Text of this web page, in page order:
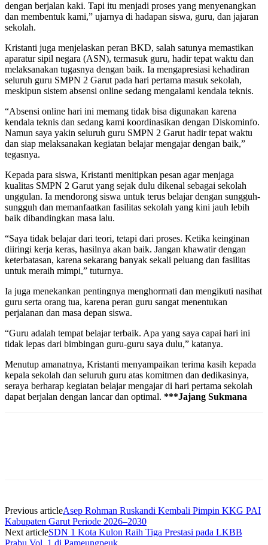
dengan berjalan kaki. Tapi itu menjadi proses yang menyenangkan
dan membentuk kami,” ujarnya di hadapan siswa, guru, dan jajaran
sekolah.
Kristanti juga menjelaskan peran BKD, salah satunya memastikan
aparatur sipil negara (ASN), termasuk guru, hadir tepat waktu dan
melaksanakan tugasnya dengan baik. Ia mengapresiasi kehadiran
seluruh guru SMPN 2 Garut pada hari pertama masuk sekolah,
meskipun sistem absensi online sedang mengalami kendala teknis.
“Absensi online hari ini memang tidak bisa digunakan karena
kendala teknis dan sedang kami koordinasikan dengan Diskominfo.
Namun saya yakin seluruh guru SMPN 2 Garut hadir tepat waktu
dan siap melaksanakan kegiatan belajar mengajar dengan baik,”
tegasnya.
Kepada para siswa, Kristanti menitipkan pesan agar menjaga
kualitas SMPN 2 Garut yang sejak dulu dikenal sebagai sekolah
unggulan. Ia mendorong siswa untuk terus belajar dengan sungguh-
sungguh dan memanfaatkan fasilitas sekolah yang kini jauh lebih
baik dibandingkan masa lalu.
“Saya tidak belajar dari teori, tetapi dari proses. Ketika keinginan
diiringi kerja keras, hasilnya akan baik. Jangan khawatir dengan
keterbatasan, karena sekarang banyak sekali peluang dan fasilitas
untuk meraih mimpi,” tuturnya.
Ia juga menekankan pentingnya menghormati dan mengikuti nasihat
guru serta orang tua, karena peran guru sangat menentukan
perjalanan dan masa depan siswa.
“Guru adalah tempat belajar terbaik. Apa yang saya capai hari ini
tidak lepas dari bimbingan guru-guru saya dulu,” katanya.
Menutup amanatnya, Kristanti menyampaikan terima kasih kepada
kepala sekolah dan seluruh guru atas komitmen dan dedikasinya,
seraya berharap kegiatan belajar mengajar di hari pertama sekolah
dapat berjalan dengan lancar dan optimal. ***Jajang Sukmana
Previous articleAsep Rohman Ruskandi Kembali Pimpin KKG PAI
Kabupaten Garut Periode 2026–2030
Next articleSDN 1 Kota Kulon Raih Tiga Prestasi pada LKBB